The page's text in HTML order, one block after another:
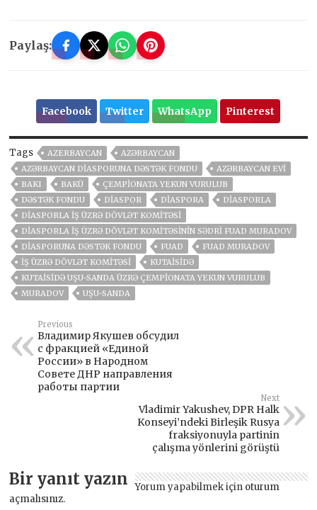
Paylaş:
Facebook Twitter WhatsApp Pinterest
Tags AZERBAYCAN
AZƏRBAYCAN
AZƏRBAYCAN DIASPORUNA DƏSTƏK FONDU
AZƏRBAYCAN EVI
BAKI
BAKÜ
ÇEMPIONATA YEKUN VURULUB
DƏSTƏK FONDU
DIASPOR DIASPORA
DIASPORLA
DIASPORLA İŞ ÜZRƏ DÖVLƏT KOMITƏSI
DIASPORLA İŞ ÜZRƏ DÖVLƏT KOMITƏSININ SƏDRI FUAD MURADOV
DIASPORUNA DƏSTƏK FONDU
FUAD
FUAD MURADOV
İŞ ÜZRƏ DÖVLƏT KOMITƏSI
KUTAISIDƏ
KUTAISIDƏ UŞU-SANDA ÜZRƏ ÇEMPIONATA YEKUN VURULUB
MURADOV
UŞU-SANDA
Previous
Владимир Якушев обсудил
с фракцией «Единой
России» в Народном
Совете ДНР направления
работы партии
Next
Vladimir Yakushev, DPR Halk
Konseyi’ndeki Birleşik Rusya
fraksiyonuyla partinin
çalışma yönlerini görüştü
Bir yanıt yazın Yorum yapabilmek için oturum
açmalısınız.